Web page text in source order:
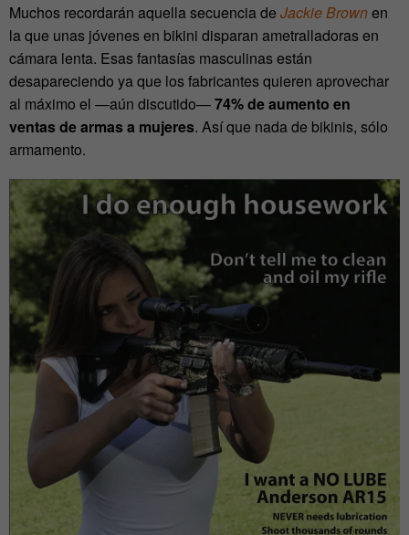
Muchos recordarán aquella secuencia de Jackie Brownen
la que unas jóvenes en bikini disparan ametralladoras en
cámara lenta. Esas fantasías masculinas están
desapareciendo ya que los fabricantes quieren aprovechar
al máximo el —aún discutido—74% de aumento en
ventas de armas a mujeres. Así que nada de bikinis, sólo
armamento.